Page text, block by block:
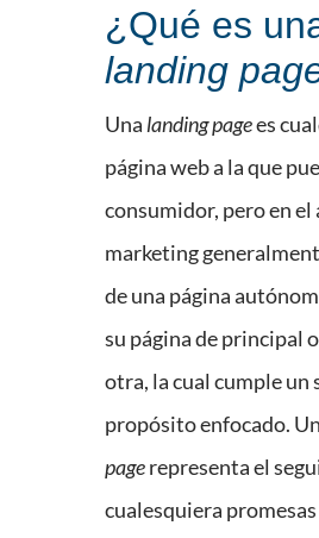
¿Qué es
landing
Una landing pagees
página web a la que
consumidor, pero en el
marketing
de una página
su página de principal
otra, la cual cumple un
propósito enfocado.
pagerepresenta el
cualesquiera